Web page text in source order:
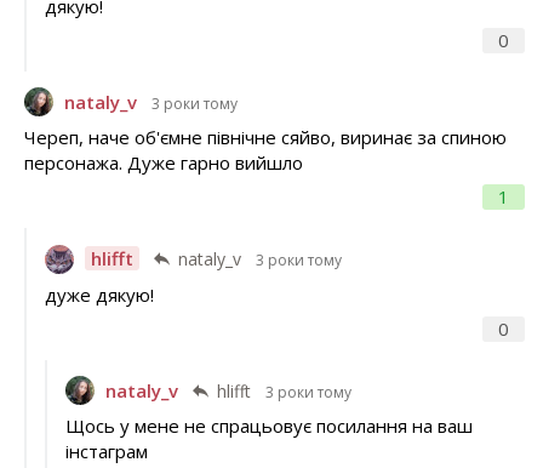
0
дякую!
nataly_v 3 роки тому
1
Череп, наче об'ємне північне сяйво, виринає за спиною
персонажа. Дуже гарно вийшло
hlifft nataly_v 3 роки тому
0
дуже дякую!
nataly_v hlifft 3 роки тому
Щось у мене не спрацьовує посилання на ваш
інстаграм